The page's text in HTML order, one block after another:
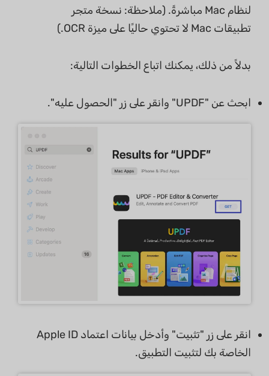
لنظام Mac مباشرةً. (ملاحظة: نسخة متجر
تطبيقات Mac لا تحتوي حاليًا على ميزة OCR.)
بدلاً من ذلك، يمكنك اتباع الخطوات التالية:
ابحث عن "UPDF" وانقر على زر "الحصول عليه".
انقر على زر "تثبيت" وأدخل بيانات اعتماد Apple ID
الخاصة بك لتثبيت التطبيق.